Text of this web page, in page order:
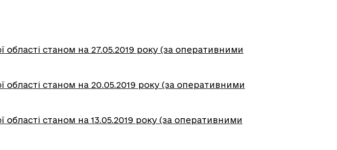
станом на 27.05.2019 року (за оперативними
станом на 20.05.2019 року (за оперативними
станом на 13.05.2019 року (за оперативними